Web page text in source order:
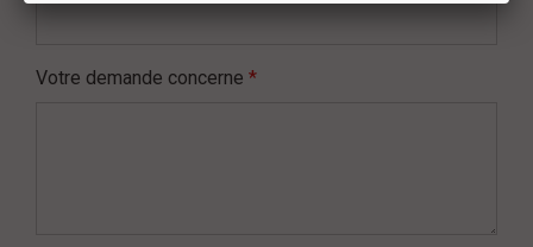
Votre demande concerne *